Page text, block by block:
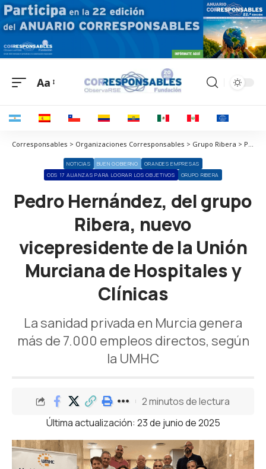
Aa
Corresponsables > Organizaciones Corresponsables > Grupo Ribera > Pedro Hernández, del grupo Ribera, nuevo vicepresidente de la Unión Murciana de Hospitales y Clínicas
NOTICIAS BUEN GOBIERNO
GRANDES EMPRESAS
ODS 17 ALIANZAS PARA LOGRAR LOS OBJETIVOS
GRUPO RIBERA
Pedro Hernández, del grupo
Ribera, nuevo
vicepresidente de la Unión
Murciana de Hospitales y
Clínicas
La sanidad privada en Murcia genera
más de 7.000 empleos directos, según
la UMHC
Última actualización: 23 de junio de 2025
2 minutos de lectura